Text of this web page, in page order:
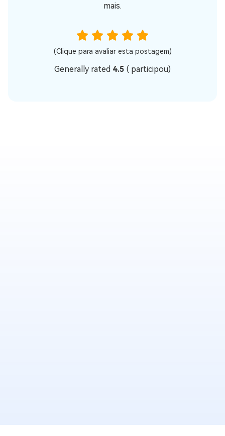
mais.
(Clique para avaliar esta postagem)
Generally rated 4.5 ( participou)